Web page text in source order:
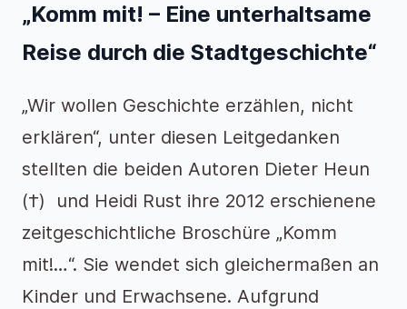
„Komm mit! – Eine unterhaltsame
Reise durch die Stadtgeschichte“
„Wir wollen Geschichte erzählen, nicht
erklären“, unter diesen Leitgedanken
stellten die beiden Autoren Dieter Heun
(†) und Heidi Rust ihre 2012 erschienene
zeitgeschichtliche Broschüre „Komm
mit!…“. Sie wendet sich gleichermaßen an
Kinder und Erwachsene. Aufgrund